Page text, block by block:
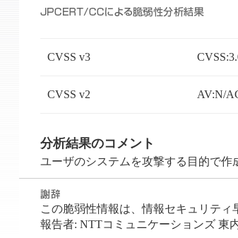
CVSS v3
CVSS v2 AV:N/
分析結果のコメント
ユーザのシステムを攻撃する目的で
この脆弱性情報は、情報セキュリティ
報告者: NTTコミュニケーションズ 東